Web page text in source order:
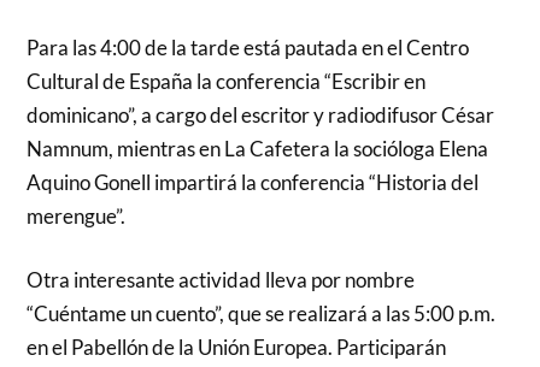
Para las 4:00 de la tarde está pautada en el Centro
Cultural de España la conferencia “Escribir en
dominicano”, a cargo del escritor y radiodifusor César
Namnum, mientras en La Cafetera la socióloga Elena
Aquino Gonell impartirá la conferencia “Historia del
merengue”.
Otra interesante actividad lleva por nombre
“Cuéntame un cuento”, que se realizará a las 5:00 p.m.
en el Pabellón de la Unión Europea. Participarán